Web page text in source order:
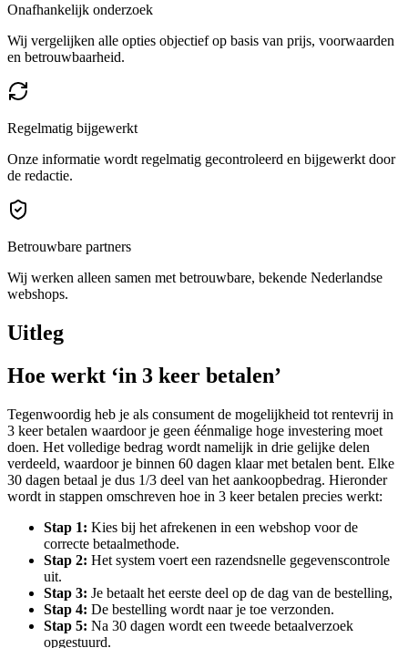
Onafhankelijk onderzoek
Wij vergelijken alle opties objectief op basis van prijs, voorwaarden
en betrouwbaarheid.
Regelmatig bijgewerkt
Onze informatie wordt regelmatig gecontroleerd en bijgewerkt door
de redactie.
Betrouwbare partners
Wij werken alleen samen met betrouwbare, bekende Nederlandse
webshops.
Uitleg
Hoe werkt ‘in 3 keer betalen’
Tegenwoordig heb je als consument de mogelijkheid tot rentevrij in
3 keer betalen waardoor je geen éénmalige hoge investering moet
doen. Het volledige bedrag wordt namelijk in drie gelijke delen
verdeeld, waardoor je binnen 60 dagen klaar met betalen bent. Elke
30 dagen betaal je dus 1/3 deel van het aankoopbedrag. Hieronder
wordt in stappen omschreven hoe in 3 keer betalen precies werkt:
Stap 1: Kies bij het afrekenen in een webshop voor de
correcte betaalmethode.
Stap 2: Het system voert een razendsnelle gegevenscontrole
uit.
Stap 3: Je betaalt het eerste deel op de dag van de bestelling,
Stap 4: De bestelling wordt naar je toe verzonden.
Stap 5: Na 30 dagen wordt een tweede betaalverzoek
opgestuurd.